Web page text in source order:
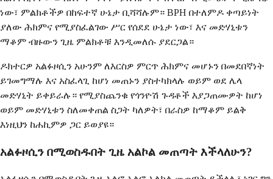
ነው፣ ምልክቶችዎ በከፍተኛ ሁኔታ ቢሻሻሉም። BPH በተለምዶ ቀጣይነት
ያለው ሕክምና የሚያስፈልገው ሥር የሰደደ ሁኔታ ነው፣ እና መድሃኒቱን
ማቆም ብዙውን ጊዜ ምልክቶቹ እንዲመለሱ ያደርጋል።
ዶክተርዎ አልፉዞሲን አሁንም ለእርስዎ ምርጥ ሕክምና መሆኑን በመደበኛነት
ይገመግማሉ እና አስፈላጊ ከሆነ መጠኑን ያስተካክላሉ ወይም ወደ ሌላ
መድሃኒት ይቀይራሉ። የሚያስጨንቁ የጎንዮሽ ጉዳቶች እያጋጠሙዎት ከሆነ
ወይም መድሃኒቱን ስለመቀጠል ስጋት ካለዎት፣ በራስዎ ከማቆም ይልቅ
እነዚህን ከሐኪምዎ ጋር ይወያዩ።
አልፉዞሲን በሚወስዱበት ጊዜ አልኮል መጠጣት እችላለሁን?